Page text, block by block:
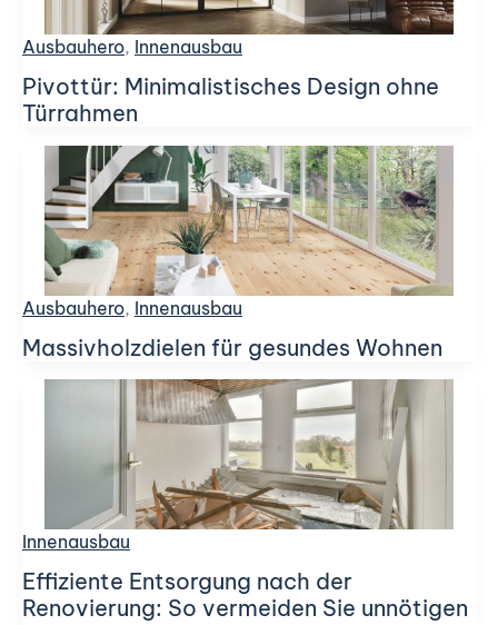
Ausbauhero, Innenausbau
Pivottür: Minimalistisches Design ohne
Türrahmen
Ausbauhero, Innenausbau
Massivholzdielen für gesundes Wohnen
Innenausbau
Effiziente Entsorgung nach der
Renovierung: So vermeiden Sie unnötigen